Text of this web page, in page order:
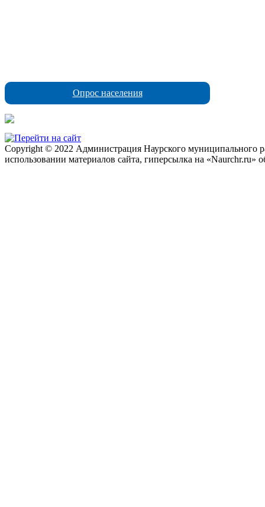
Опрос населения
Copyright © 2022 Администрация Наурского муниципального
использовании материалов сайта, гиперсылка на «Naurchr.ru»